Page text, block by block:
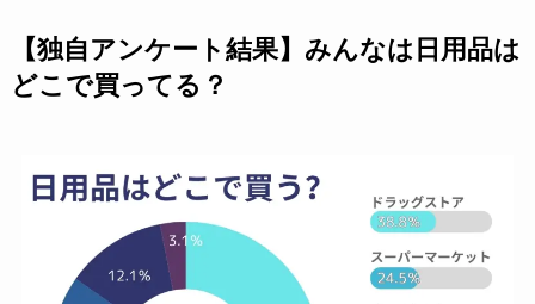
【独自アンケート結果】みんなは日用品は
どこで買ってる？